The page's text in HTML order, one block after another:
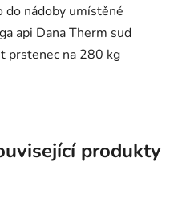
do nádoby umístěné
api Dana Therm sud
prstenec na 280 kg
produkty